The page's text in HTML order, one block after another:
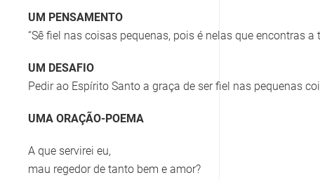
UM PENSAMENTO
“Sê fiel nas coisas pequenas, pois é nelas que encontras a
UM DESAFIO
Pedir ao Espírito Santo a graça de ser fiel nas pequenas
UMA ORAÇÃO-POEMA
A que servirei eu,
mau regedor de tanto bem e amor?